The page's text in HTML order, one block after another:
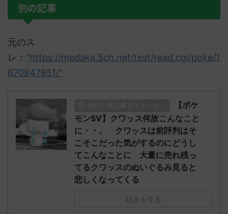
別の記事
元のス
レ： "https://medaka.5ch.net/test/read.cgi/poke/1
670847851/"
【ポケ
モンSV】クワッス何故こんなこと
に・・。 クワッスは前評判はそ
こそこだった気がするのにどうし
てこんなことに 大量に売れ残っ
てるクワッスのぬいぐるみ見ると
悲しくなってくる
続きを見る